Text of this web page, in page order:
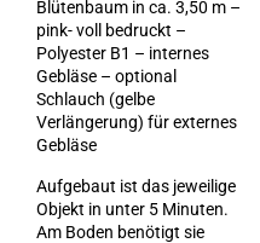
Blütenbaum in ca. 3,50 m –
pink- voll bedruckt –
Polyester B1 – internes
Gebläse – optional
Schlauch (gelbe
Verlängerung) für externes
Gebläse
Aufgebaut ist das jeweilige
Objekt in unter 5 Minuten.
Am Boden benötigt sie